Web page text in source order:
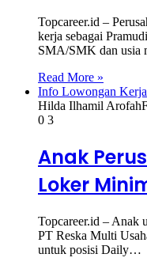
Topcareer.id –
kerja sebagai
SMA/SMK dan usia
Read More »
Info Lowongan Kerja
Hilda Ilhamil Arofah
0 3
Anak
Loker
Topcareer.id – Anak
PT Reska Multi
untuk posisi Daily…